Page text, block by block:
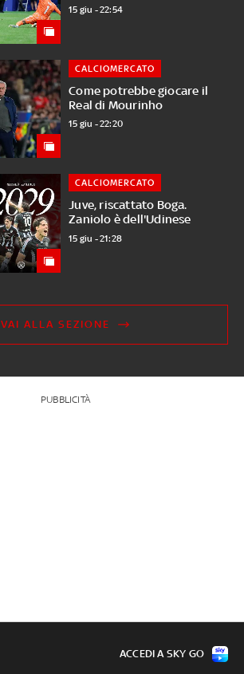
15 giu - 22:54
Come potrebbe giocare il
Real di Mourinho
CALCIOMERCATO
15 giu - 22:20
Juve, riscattato Boga.
Zaniolo è dell'Udinese
CALCIOMERCATO
15 giu - 21:28
VAI ALLA SEZIONE
PUBBLICITÀ
ACCEDI A SKY GO